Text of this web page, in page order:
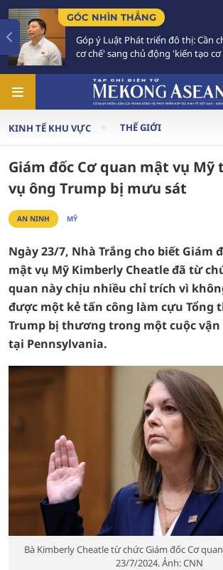
đô thị: Cần chuyển từ 'xin
'kiến tạo cơ chế'
KINH TẾ KHU VỰC THẾ GIỚI
Giám đốc Cơ quan mật vụ Mỹ
vụ ông Trump bị mưu sát
AN NINH MỸ
Ngày 23/7, Nhà Trắng cho biết Giám
mật vụ Mỹ Kimberly Cheatle đã từ
quan này chịu nhiều chỉ trích vì
được một kẻ tấn công làm cựu Tổng
Trump bị thương trong một cuộc
tại Pennsylvania.
Bà Kimberly Cheatle từ chức Giám đốc Cơ
23/7/2024. Ảnh: CNN